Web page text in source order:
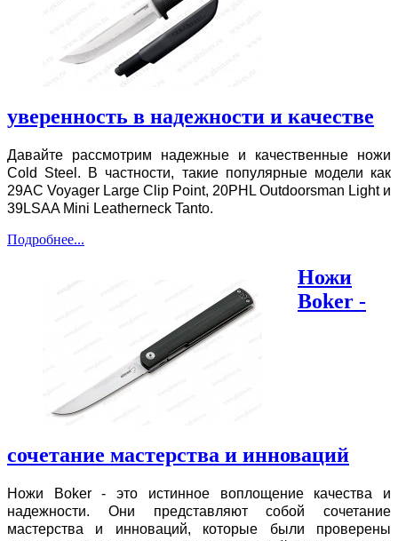
уверенность в надежности и качестве
Давайте рассмотрим надежные и качественные ножи
Cold Steel. В частности, такие популярные модели как
29AC Voyager Large Clip Point, 20PHL Outdoorsman Light и
39LSAA Mini Leatherneck Tanto.
Подробнее...
Ножи
Boker -
сочетание мастерства и инноваций
Ножи Boker - это истинное воплощение качества и
надежности. Они представляют собой сочетание
мастерства и инноваций, которые были проверены